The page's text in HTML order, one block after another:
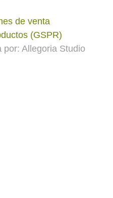
de venta
(GSPR)
por: Allegoria Studio